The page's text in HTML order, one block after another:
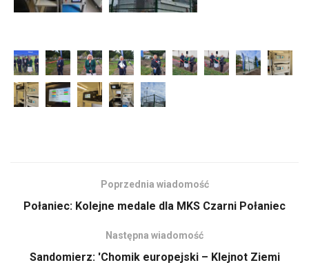
Poprzednia wiadomość
Połaniec: Kolejne medale dla MKS Czarni Połaniec
Następna wiadomość
Sandomierz: 'Chomik europejski – Klejnot Ziemi